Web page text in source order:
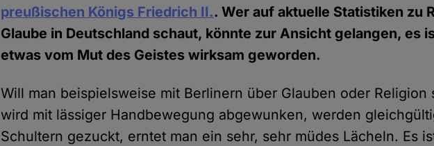
preußischen Königs Friedrich II.. Wer auf aktuelle Statistiken zu
Glaube in Deutschland schaut, könnte zur Ansicht gelangen, es
etwas vom Mut des Geistes wirksam geworden.
Will man beispielsweise mit Berlinern über Glauben oder Religion
wird mit lässiger Handbewegung abgewunken, werden
Schultern gezuckt, erntet man ein sehr, sehr müdes Lächeln. Es